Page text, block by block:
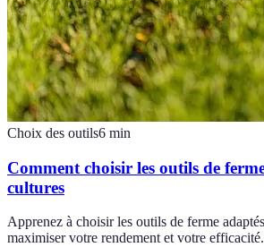
Choix des outils6 min
Comment choisir les outils de
cultures
Apprenez à choisir les outils de ferme
maximiser votre rendement et votre efficacité.